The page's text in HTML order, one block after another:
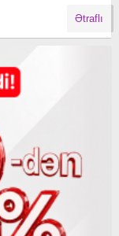
Ətraflı